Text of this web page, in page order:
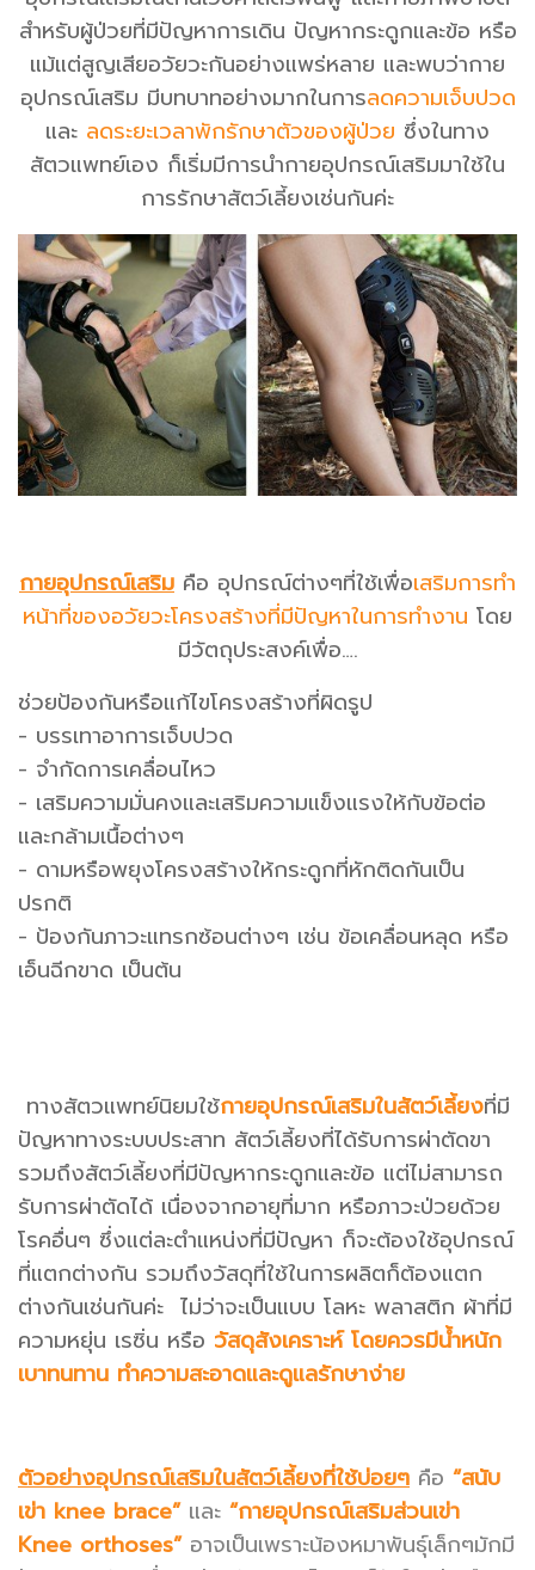
สำหรับผู้ป่วยที่มีปัญหาการเดิน ปัญหากระดูกและข้อ หรือ
แม้แต่สูญเสียอวัยวะกันอย่างแพร่หลาย และพบว่ากาย
อุปกรณ์เสริม มีบทบาทอย่างมากในการลดความเจ็บปวด
และ ลดระยะเวลาพักรักษาตัวของผู้ป่วย ซึ่งในทาง
สัตวแพทย์เอง ก็เริ่มมีการนำกายอุปกรณ์เสริมมาใช้ใน
การรักษาสัตว์เลี้ยงเช่นกันค่ะ
กายอุปกรณ์เสริม คือ อุปกรณ์ต่างๆที่ใช้เพื่อเสริมการทำ
หน้าที่ของอวัยวะโครงสร้างที่มีปัญหาในการทำงาน โดย
มีวัตถุประสงค์เพื่อ….
ช่วยป้องกันหรือแก้ไขโครงสร้างที่ผิดรูป
- บรรเทาอาการเจ็บปวด
- จำกัดการเคลื่อนไหว
- เสริมความมั่นคงและเสริมความแข็งแรงให้กับข้อต่อ
และกล้ามเนื้อต่างๆ
- ดามหรือพยุงโครงสร้างให้กระดูกที่หักติดกันเป็น
ปรกติ
- ป้องกันภาวะแทรกซ้อนต่างๆ เช่น ข้อเคลื่อนหลุด หรือ
เอ็นฉีกขาด เป็นต้น
ทางสัตวแพทย์นิยมใช้กายอุปกรณ์เสริมในสัตว์เลี้ยงที่มี
ปัญหาทางระบบประสาท สัตว์เลี้ยงที่ได้รับการผ่าตัดขา
รวมถึงสัตว์เลี้ยงที่มีปัญหากระดูกและข้อ แต่ไม่สามารถ
รับการผ่าตัดได้ เนื่องจากอายุที่มาก หรือภาวะป่วยด้วย
โรคอื่นๆ ซึ่งแต่ละตำแหน่งที่มีปัญหา ก็จะต้องใช้อุปกรณ์
ที่แตกต่างกัน รวมถึงวัสดุที่ใช้ในการผลิตก็ต้องแตก
ต่างกันเช่นกันค่ะ ไม่ว่าจะเป็นแบบ โลหะ พลาสติก ผ้าที่มี
ความหยุ่น เรซิ่น หรือ วัสดุสังเคราะห์ โดยควรมีน้ำหนัก
เบาทนทาน ทำความสะอาดและดูแลรักษาง่าย
ตัวอย่างอุปกรณ์เสริมในสัตว์เลี้ยงที่ใช้บ่อยๆ คือ “สนับ
เข่า knee brace”และ “กายอุปกรณ์เสริมส่วนเข่า
Knee orthoses”อาจเป็นเพราะน้องหมาพันธุ์เล็กๆมักมี